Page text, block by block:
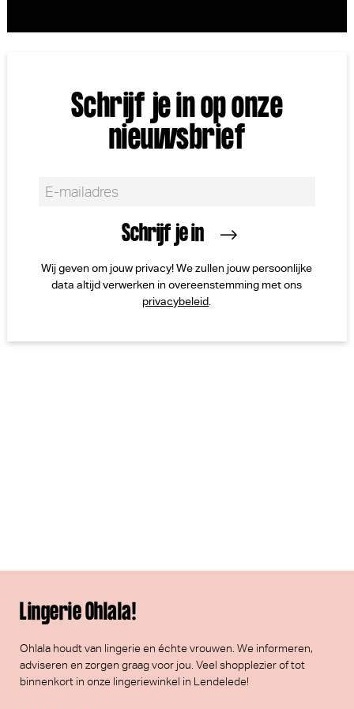
Schrijf je in op onze
nieuwsbrief
Wij geven om jouw privacy! We zullen jouw persoonlijke
data altijd verwerken in overeenstemming met ons
privacybeleid.
Lingerie Ohlala!
Ohlala houdt van lingerie en échte vrouwen. We informeren,
adviseren en zorgen graag voor jou. Veel shopplezierof tot
binnenkort in onze lingeriewinkel in Lendelede!